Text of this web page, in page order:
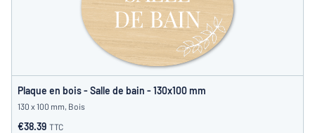
Plaque en bois - Salle de bain - 130x100 mm
130 x 100 mm, Bois
€38.39 TTC